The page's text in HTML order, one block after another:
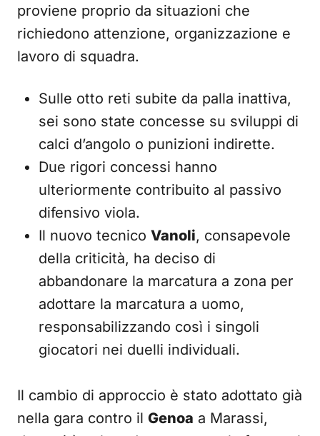
proviene proprio da situazioni che
richiedono attenzione, organizzazione e
lavoro di squadra.
Sulle otto reti subite da palla inattiva,
sei sono state concesse su sviluppi di
calci d’angolo o punizioni indirette.
Due rigori concessi hanno
ulteriormente contribuito al passivo
difensivo viola.
Il nuovo tecnico Vanoli, consapevole
della criticità, ha deciso di
abbandonare la marcatura a zona per
adottare la marcatura a uomo,
responsabilizzando così i singoli
giocatori nei duelli individuali.
Il cambio di approccio è stato adottato già
nella gara contro il Genoa a Marassi,